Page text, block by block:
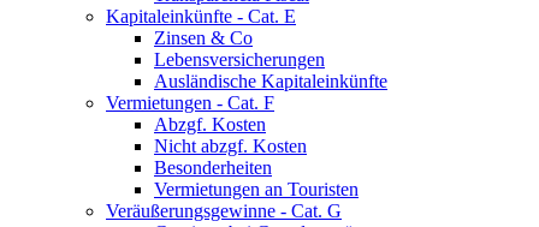
Kapitaleinkünfte - Cat. E
Zinsen & Co
Lebensversicherungen
Ausländische Kapitaleinkünfte
Vermietungen - Cat. F
Abzgf. Kosten
Nicht abzgf. Kosten
Besonderheiten
Vermietungen an Touristen
Veräußerungsgewinne - Cat. G